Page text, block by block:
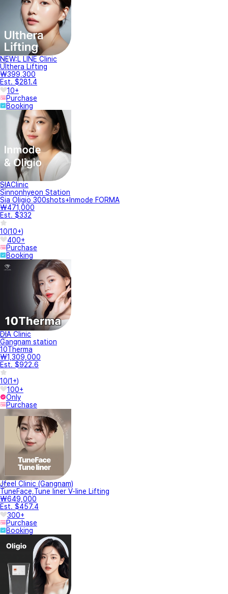
NEW:L LINE Clinic
Ulthera Lifting
₩399,300
Est. $281.4
10+
Purchase
Booking
SIAClinic
Sinnonhyeon Station
Sia Oligio 300shots+Inmode FORMA
₩471,000
Est. $332
10(10+)
400+
Purchase
Booking
DIA Clinic
Gangnam station
10Therma
₩1,309,000
Est. $922.6
10(1+)
100+
Only
Purchase
Jfeel Clinic (Gangnam)
TuneFace,Tune liner V-line Lifting
₩649,000
Est. $457.4
300+
Purchase
Booking